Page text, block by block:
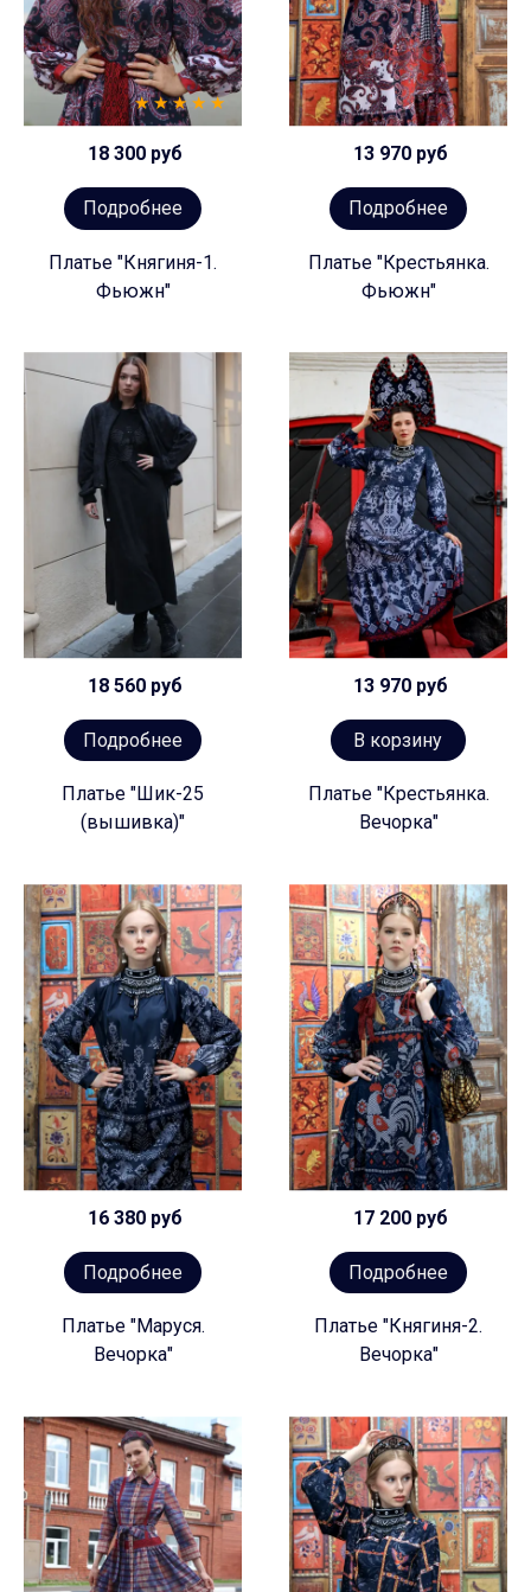
18 300 руб
Подробнее
Платье "Княгиня-1.
Фьюжн"
13 970 руб
Подробнее
Платье "Крестьянка.
Фьюжн"
18 560 руб
Подробнее
Платье "Шик-25
(вышивка)"
13 970 руб
В корзину
Платье "Крестьянка.
Вечорка"
16 380 руб
Подробнее
Платье "Маруся.
Вечорка"
17 200 руб
Подробнее
Платье "Княгиня-2.
Вечорка"